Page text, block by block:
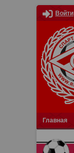
Войти
Главная